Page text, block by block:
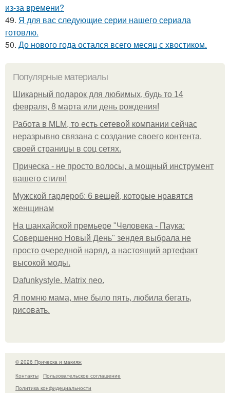
из-за времени?
49. Я для вас следующие серии нашего сериала
готовлю.
50. До нового года остался всего месяц с хвостиком.
Популярные материалы
Шикарный подарок для любимых, будь то 14
февраля, 8 марта или день рождения!
Работа в MLM, то есть сетевой компании сейчас
неразрывно связана с создание своего контента,
своей страницы в соц сетях.
Прическа - не просто волосы, а мощный инструмент
вашего стиля!
Мужской гардероб: 6 вещей, которые нравятся
женщинам
На шанхайской премьере "Человека - Паука:
Совершенно Новый День" зендея выбрала не
просто очередной наряд, а настоящий артефакт
высокой моды.
Dafunkystyle. Matrix neo.
Я помню мама, мне было пять, любила бегать,
рисовать.
© 2026 Прическа и макияж
Контакты
Пользовательское соглашение
Политика конфидециальности